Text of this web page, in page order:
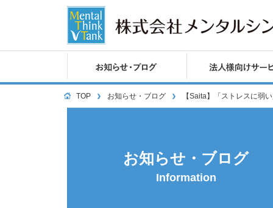
TOP お知らせ・ブログ 【Saita】「ストレスに弱
お知らせ・ブログ
Information